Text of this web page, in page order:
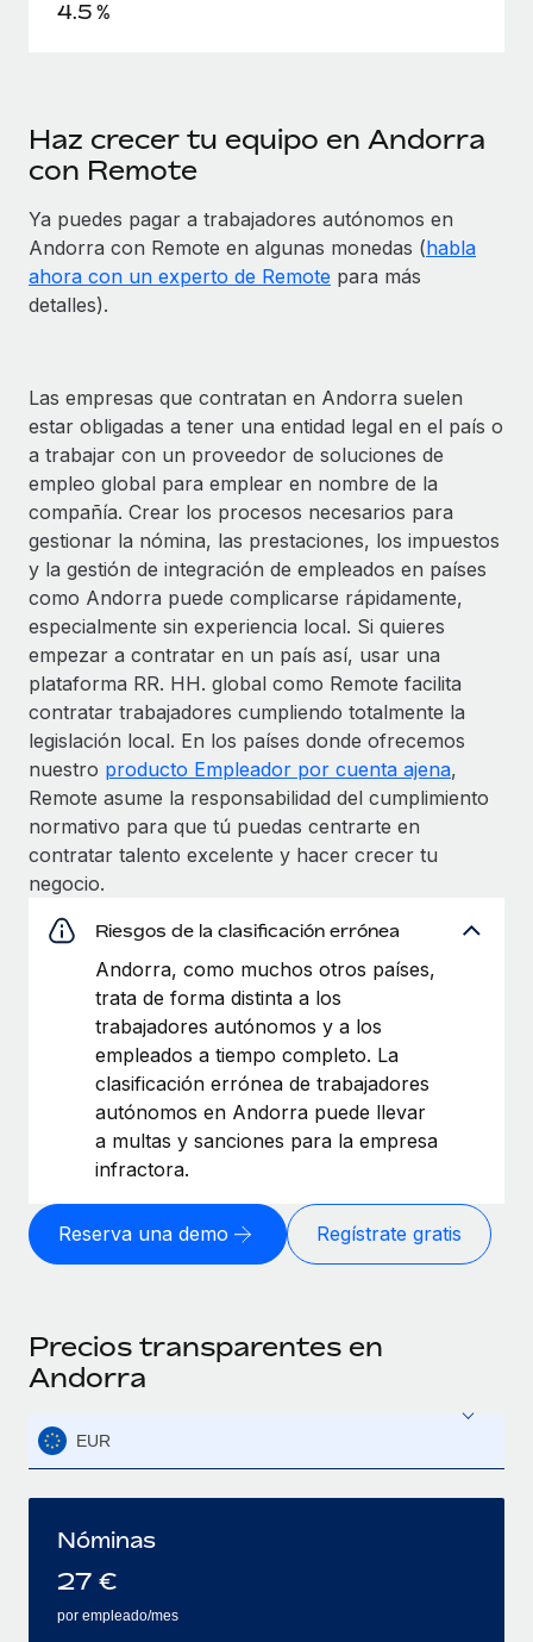
4.5 %
Haz crecer tu equipo en Andorra
con Remote
Ya puedes pagar a trabajadores autónomos en
Andorra con Remote en algunas monedas (habla
ahora con un experto de Remote para más
detalles).
Las empresas que contratan en Andorra suelen
estar obligadas a tener una entidad legal en el país o
a trabajar con un proveedor de soluciones de
empleo global para emplear en nombre de la
compañía. Crear los procesos necesarios para
gestionar la nómina, las prestaciones, los impuestos
y la gestión de integración de empleados en países
como Andorra puede complicarse rápidamente,
especialmente sin experiencia local. Si quieres
empezar a contratar en un país así, usar una
plataforma RR. HH. global como Remote facilita
contratar trabajadores cumpliendo totalmente la
legislación local. En los países donde ofrecemos
nuestro producto Empleador por cuenta ajena,
Remote asume la responsabilidad del cumplimiento
normativo para que tú puedas centrarte en
contratar talento excelente y hacer crecer tu
negocio.
Riesgos de la clasificación errónea
Andorra, como muchos otros países,
trata de forma distinta a los
trabajadores autónomos y a los
empleados a tiempo completo. La
clasificación errónea de trabajadores
autónomos en Andorra puede llevar
a multas y sanciones para la empresa
infractora.
Reserva una demo Regístrate gratis
Precios transparentes en
Andorra
EUR
Nóminas
27 €
por empleado/mes